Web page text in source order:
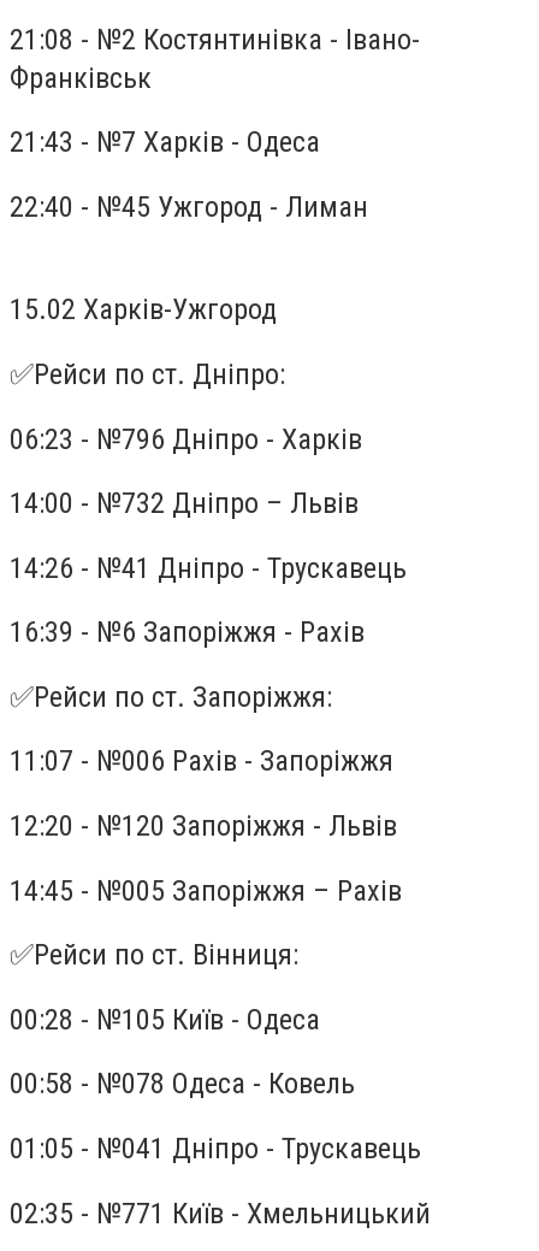
21:08 - №2 Костянтинівка - Івано-
Франківськ
21:43 - №7 Харків - Одеса
22:40 - №45 Ужгород - Лиман
15.02 Харків-Ужгород
✅Рейси по ст. Дніпро:
06:23 - №796 Дніпро - Харків
14:00 - №732 Дніпро – Львів
14:26 - №41 Дніпро - Трускавець
16:39 - №6 Запоріжжя - Рахів
✅Рейси по ст. Запоріжжя:
11:07 - №006 Рахів - Запоріжжя
12:20 - №120 Запоріжжя - Львів
14:45 - №005 Запоріжжя – Рахів
✅Рейси по ст. Вінниця:
00:28 - №105 Київ - Одеса
00:58 - №078 Одеса - Ковель
01:05 - №041 Дніпро - Трускавець
02:35 - №771 Київ - Хмельницький